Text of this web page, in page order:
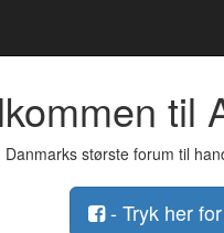
til
Danmarks største forum til
- Tryk her